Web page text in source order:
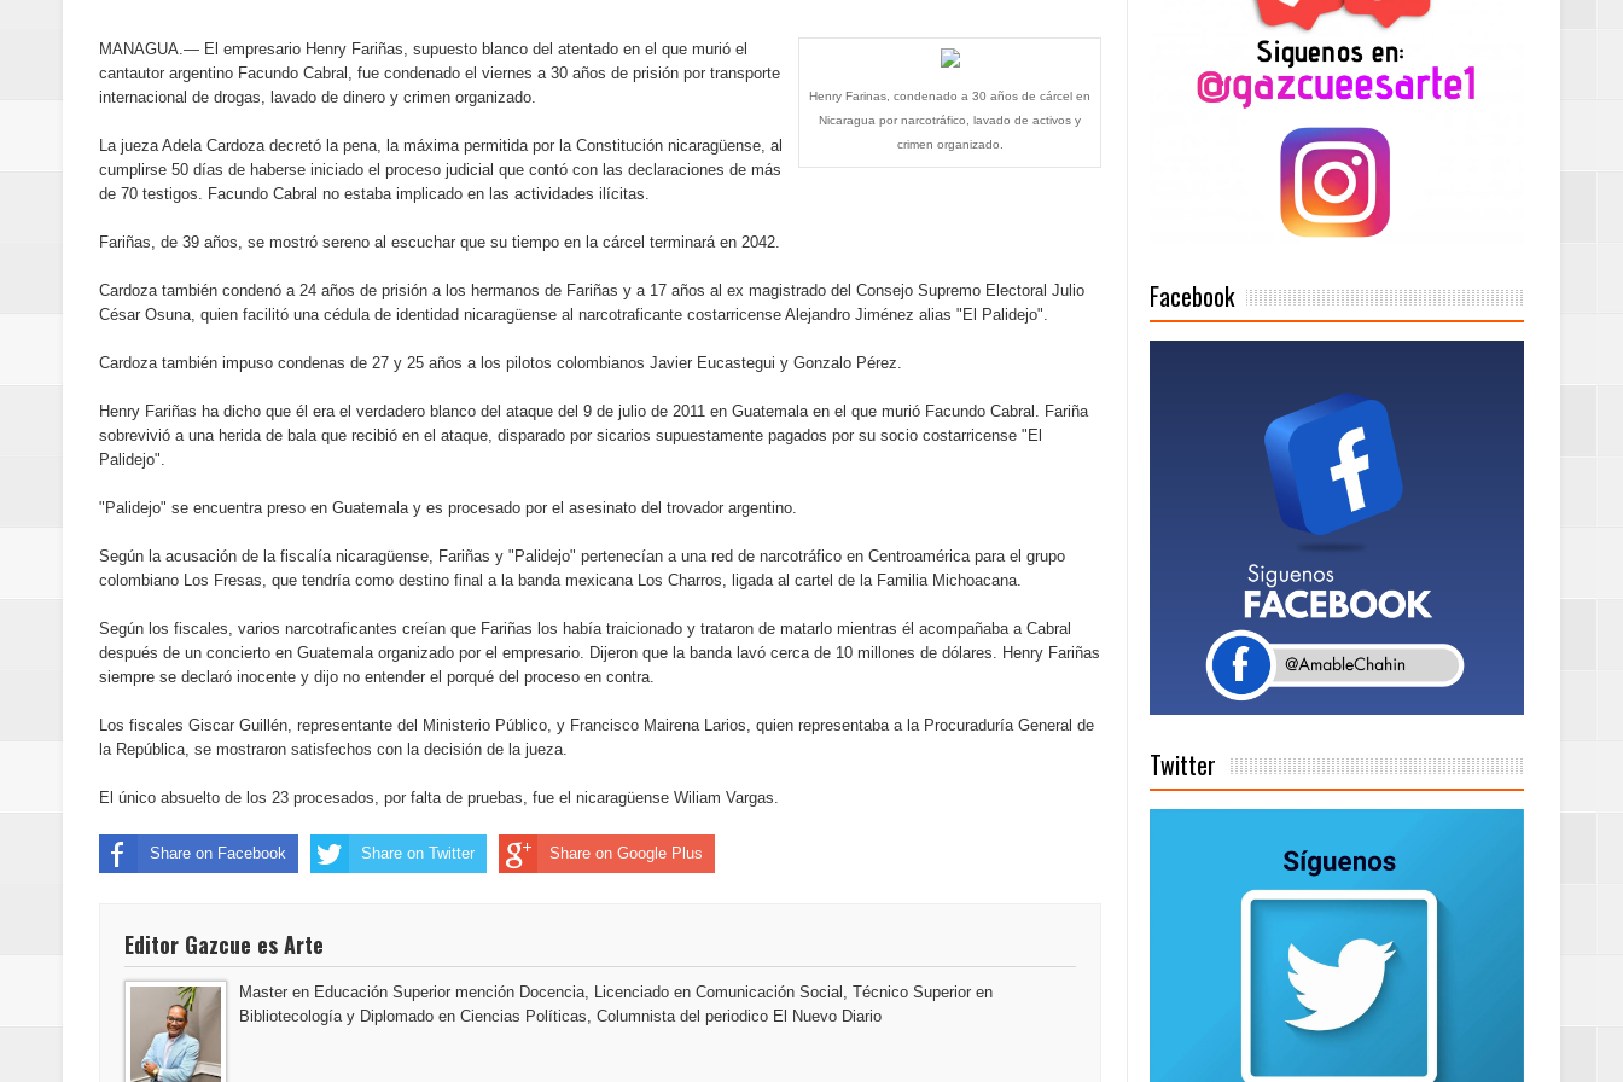
Sexappeal celebra 25 años de trayectoria artística con nuevo álbum, renovación de su equipo y conciertos
Maridalia Hernández y El Canario se unen al regreso de Pavel Núñez y su “Bipolarband” a Hard Rock Café Santo
Domingo
Doctor Leonardo Aguilera afirma que Banreservas seguirá impulsando la seguridad alimentaria tras salida de RD
Banreservas inaugura oficina en el Centro de Retención de Vehículos de Pedro Brand
SEPROI obtiene certificación ISO 37001 y se convierte en la primera empresa del sector con Sistema de Gestión
Antisoborno certificado
minutos
La Orquesta Sinfónica Nacional y el Coro Nacional Dominicano pondrán su sello a la Ceremonia Centenaria bajo
Banreservas otorga financiamientos superiores a RD$117 millones en proyecto Nuevas Esperanzas
Banreservas recibe nuevamente la máxima calificación crediticia AAA.do de Moody's Local RD con perspectiva
Estable
Henry Farinas, condenado a 30 años de cárcel en
Nicaragua por narcotráfico, lavado de activos y
crimen organizado.
MANAGUA.— El empresario Henry Fariñas, supuesto blanco del atentado en el que murió el
cantautor argentino Facundo Cabral, fue condenado el viernes a 30 años de prisión por transporte
internacional de drogas, lavado de dinero y crimen organizado.
La jueza Adela Cardoza decretó la pena, la máxima permitida por la Constitución nicaragüense, al
cumplirse 50 días de haberse iniciado el proceso judicial que contó con las declaraciones de más
de 70 testigos. Facundo Cabral no estaba implicado en las actividades ilícitas.
Fariñas, de 39 años, se mostró sereno al escuchar que su tiempo en la cárcel terminará en 2042.
Cardoza también condenó a 24 años de prisión a los hermanos de Fariñas y a 17 años al ex magistrado del Consejo Supremo Electoral Julio
César Osuna, quien facilitó una cédula de identidad nicaragüense al narcotraficante costarricense Alejandro Jiménez alias "El Palidejo".
Cardoza también impuso condenas de 27 y 25 años a los pilotos colombianos Javier Eucastegui y Gonzalo Pérez.
Henry Fariñas ha dicho que él era el verdadero blanco del ataque del 9 de julio de 2011 en Guatemala en el que murió Facundo Cabral. Fariña
sobrevivió a una herida de bala que recibió en el ataque, disparado por sicarios supuestamente pagados por su socio costarricense "El
Palidejo".
"Palidejo" se encuentra preso en Guatemala y es procesado por el asesinato del trovador argentino.
Según la acusación de la fiscalía nicaragüense, Fariñas y "Palidejo" pertenecían a una red de narcotráfico en Centroamérica para el grupo
colombiano Los Fresas, que tendría como destino final a la banda mexicana Los Charros, ligada al cartel de la Familia Michoacana.
Según los fiscales, varios narcotraficantes creían que Fariñas los había traicionado y trataron de matarlo mientras él acompañaba a Cabral
después de un concierto en Guatemala organizado por el empresario. Dijeron que la banda lavó cerca de 10 millones de dólares. Henry Fariñas
siempre se declaró inocente y dijo no entender el porqué del proceso en contra.
Los fiscales Giscar Guillén, representante del Ministerio Público, y Francisco Mairena Larios, quien representaba a la Procuraduría General de
la República, se mostraron satisfechos con la decisión de la jueza.
El único absuelto de los 23 procesados, por falta de pruebas, fue el nicaragüense Wiliam Vargas.
Share on Facebook Share on Twitter Share on Google Plus
Editor Gazcue es Arte
Master en Educación Superior mención Docencia, Licenciado en Comunicación Social, Técnico Superior en
Bibliotecología y Diplomado en Ciencias Políticas, Columnista del periodico El Nuevo Diario
Facebook
Twitter